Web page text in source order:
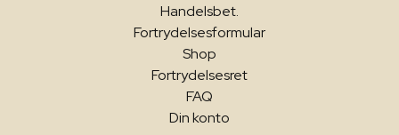
Handelsbet.
Fortrydelsesformular
Shop
Fortrydelsesret
FAQ
Din konto